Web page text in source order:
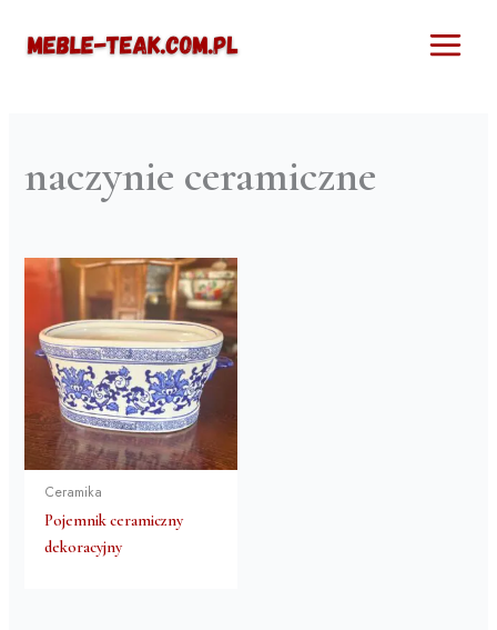
Menu
naczynie ceramiczne
Ceramika
Pojemnik ceramiczny
dekoracyjny